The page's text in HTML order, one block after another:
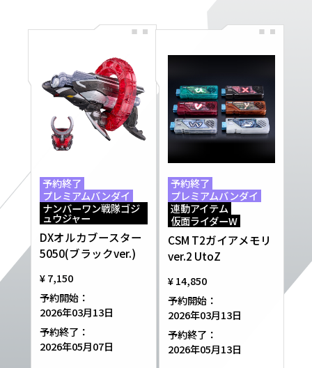
BRAND
SHOP
EVENT
予約終了
プレミアムバンダイ
ナンバーワン戦隊ゴジ
ュウジャー
DXオルカブースター
5050(ブラックver.)
¥ 7,150
予約開始：
2026年03月13日
予約終了：
2026年05月07日
予約終了
プレミアムバンダイ
連動アイテム
仮面ライダーW
CSM T2ガイアメモリ
ver.2 UtoZ
¥ 14,850
予約開始：
2026年03月13日
予約終了：
2026年05月13日